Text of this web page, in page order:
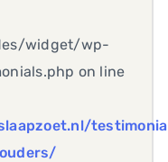
widget/wp-
on line